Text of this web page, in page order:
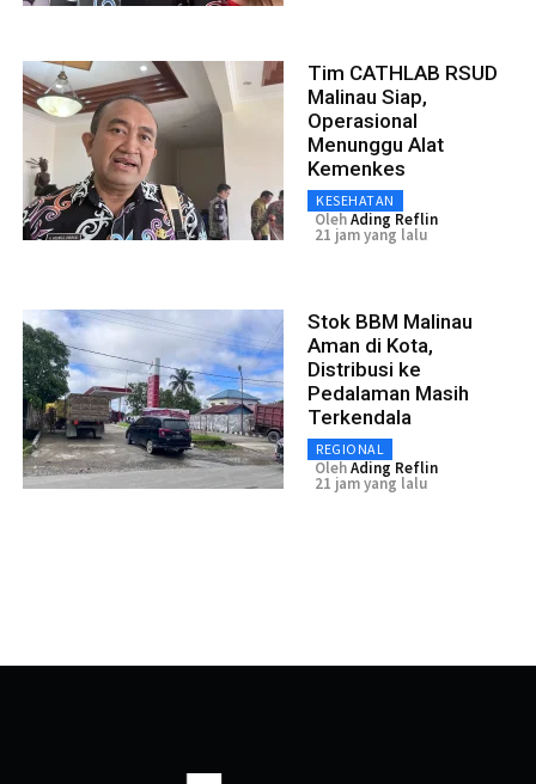
Tim CATHLAB RSUD
Malinau Siap,
Operasional
Menunggu Alat
Kemenkes
KESEHATAN
OlehAding Reflin
21 jam yang lalu
Stok BBM Malinau
Aman di Kota,
Distribusi ke
Pedalaman Masih
Terkendala
REGIONAL
OlehAding Reflin
21 jam yang lalu